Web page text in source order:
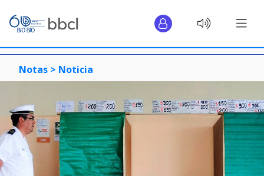
Notas > Noticia